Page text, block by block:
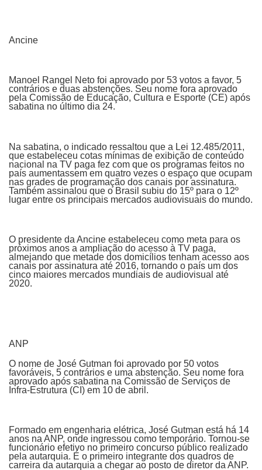
Ancine
Manoel Rangel Neto foi aprovado por 53 votos a favor, 5
contrários e duas abstenções. Seu nome fora aprovado
pela Comissão de Educação, Cultura e Esporte (CE) após
sabatina no último dia 24.
Na sabatina, o indicado ressaltou que a Lei 12.485/2011,
que estabeleceu cotas mínimas de exibição de conteúdo
nacional na TV paga fez com que os programas feitos no
país aumentassem em quatro vezes o espaço que ocupam
nas grades de programação dos canais por assinatura.
Também assinalou que o Brasil subiu do 15º para o 12º
lugar entre os principais mercados audiovisuais do mundo.
O presidente da Ancine estabeleceu como meta para os
próximos anos a ampliação do acesso à TV paga,
almejando que metade dos domicílios tenham acesso aos
canais por assinatura até 2016, tornando o país um dos
cinco maiores mercados mundiais de audiovisual até
2020.
ANP
O nome de José Gutman foi aprovado por 50 votos
favoráveis, 5 contrários e uma abstenção. Seu nome fora
aprovado após sabatina na Comissão de Serviços de
Infra-Estrutura (CI) em 10 de abril.
Formado em engenharia elétrica, José Gutman está há 14
anos na ANP, onde ingressou como temporário. Tornou-se
funcionário efetivo no primeiro concurso público realizado
pela autarquia. É o primeiro integrante dos quadros de
carreira da autarquia a chegar ao posto de diretor da ANP.